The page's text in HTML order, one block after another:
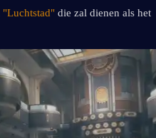
"Luchtstad" die zal dienen als het